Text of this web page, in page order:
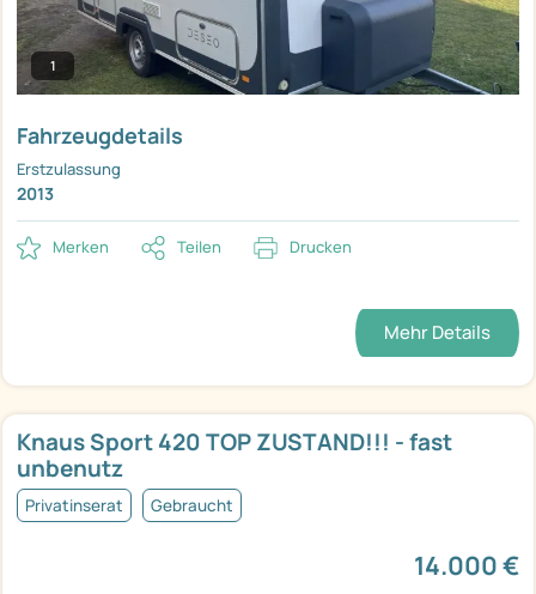
1
Fahrzeugdetails
Erstzulassung
2013
Merken Teilen Drucken
Mehr Details
Knaus Sport 420 TOP ZUSTAND!!! - fast
unbenutz
Privatinserat Gebraucht
14.000 €